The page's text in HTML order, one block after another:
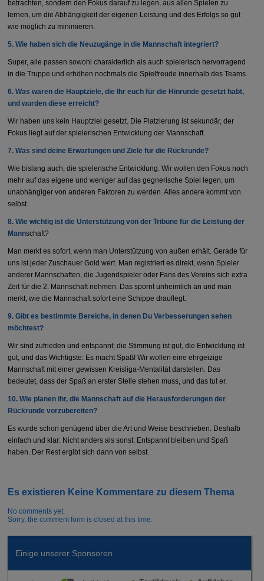
betrachten, sondern den Fokus darauf zu legen, aus allen Spielen zu
lernen, um die Abhängigkeit der eigenen Leistung und des Erfolgs so gut
wie möglich zu minimieren.
5.⁠ ⁠Wie haben sich die Neuzugänge in die Mannschaft integriert?
Super, alle passen sowohl charakterlich als auch spielerisch hervorragend
in die Truppe und erhöhen nochmals die Spielfreude innerhalb des Teams.
6.⁠ ⁠Was waren die Hauptziele, die Ihr euch für die Hinrunde gesetzt habt,
und wurden diese erreicht?
Wir haben uns kein Hauptziel gesetzt. Die Platzierung ist sekundär, der
Fokus liegt auf der spielerischen Entwicklung der Mannschaft.
7.⁠ ⁠Was sind deine Erwartungen und Ziele für die Rückrunde?
Wie bislang auch, die spielerische Entwicklung. Wir wollen den Fokus noch
mehr auf das eigene und weniger auf das gegnerische Spiel legen, um
unabhängiger von anderen Faktoren zu werden. Alles andere kommt von
selbst.
8.⁠ ⁠Wie wichtig ist die Unterstützung von der Tribüne für die Leistung der
Mannschaft?
Man merkt es sofort, wenn man Unterstützung von außen erhält. Gerade für
uns ist jeder Zuschauer Gold wert. Man registriert es direkt, wenn Spieler
anderer Mannschaften, die Jugendspieler oder Fans des Vereins sich extra
Zeit für die 2. Mannschaft nehmen. Das spornt unheimlich an und man
merkt, wie die Mannschaft sofort eine Schippe drauflegt.
9.⁠ ⁠Gibt es bestimmte Bereiche, in denen Du Verbesserungen sehen
möchtest?
Wir sind zufrieden und entspannt; die Stimmung ist gut, die Entwicklung ist
gut, und das Wichtigste: Es macht Spaß! Wir wollen eine ehrgeizige
Mannschaft mit einer gewissen Kreisliga-Mentalität darstellen. Das
bedeutet, dass der Spaß an erster Stelle stehen muss, und das tut er.
10.⁠ ⁠Wie planen ihr, die Mannschaft auf die Herausforderungen der
Rückrunde vorzubereiten?
Es wurde schon genügend über die Art und Weise beschrieben. Deshalb
einfach und klar: Nicht anders als sonst: Entspannt bleiben und Spaß
haben. Der Rest ergibt sich dann von selbst.
Es existieren Keine Kommentare zu diesem Thema
No comments yet.
Sorry, the comment form is closed at this time.
Einige unserer Sponsoren